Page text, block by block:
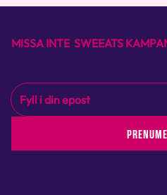
MISSA INTE SWEEATS